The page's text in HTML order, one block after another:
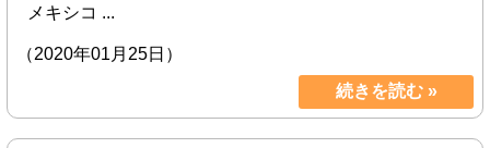
メキシコ ...
（2020年01月25日）
続きを読む »